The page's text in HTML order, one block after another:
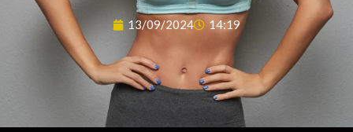
13/09/2024 14:19